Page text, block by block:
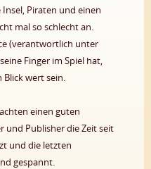
Piraten und einen
mal so schlecht an.
(verantwortlich unter
Finger im Spiel hat,
Blick wert sein.
einen guten
und Publisher die Zeit seit
und die letzten
gespannt.